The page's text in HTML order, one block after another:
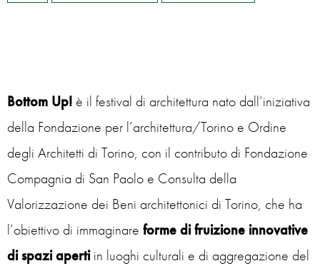
Bottom Up! è il festival di architettura nato dall’iniziativa
della Fondazione per l’architettura/Torino e Ordine
degli Architetti di Torino, con il contributo di Fondazione
Compagnia di San Paolo e Consulta della
Valorizzazione dei Beni architettonici di Torino, che ha
l’obiettivo di immaginare forme di fruizione innovative
di spazi apertiin luoghi culturali e di aggregazione del